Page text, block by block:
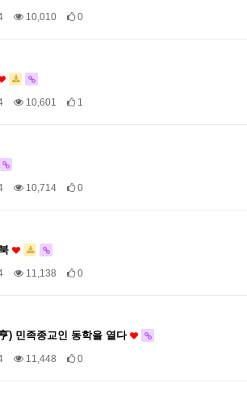
10,010 0
10,601 1
10,714 0
11,138 0
) 민족종교인 동학을 열다
11,448 0